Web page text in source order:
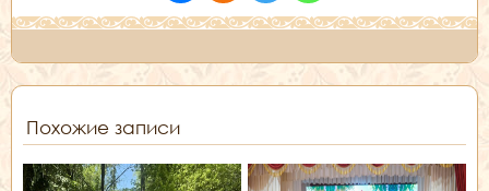
Похожие записи